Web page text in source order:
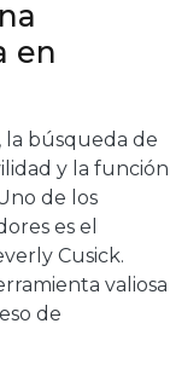
en
la búsqueda de
y la función
de los
es el
Cusick.
valiosa
de